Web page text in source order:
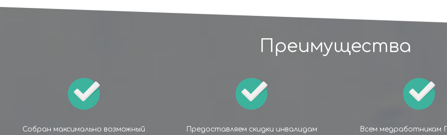
Преимущества
Собран максимально возможный
Предоставляем скидки инвалидам
Всем медработникам